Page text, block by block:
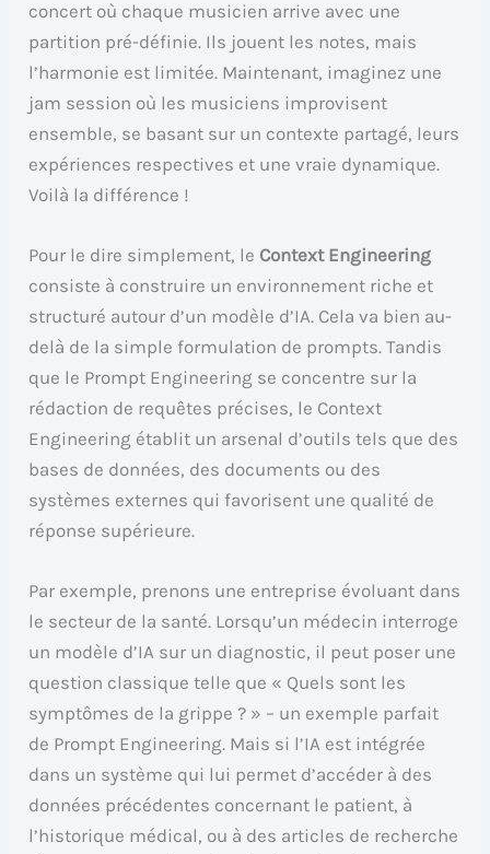
concert où chaque musicien arrive avec une
partition pré-définie. Ils jouent les notes, mais
l’harmonie est limitée. Maintenant, imaginez une
jam session où les musiciens improvisent
ensemble, se basant sur un contexte partagé, leurs
expériences respectives et une vraie dynamique.
Voilà la différence !
Pour le dire simplement, le Context Engineering
consiste à construire un environnement riche et
structuré autour d’un modèle d’IA. Cela va bien au-
delà de la simple formulation de prompts. Tandis
que le Prompt Engineering se concentre sur la
rédaction de requêtes précises, le Context
Engineering établit un arsenal d’outils tels que des
bases de données, des documents ou des
systèmes externes qui favorisent une qualité de
réponse supérieure.
Par exemple, prenons une entreprise évoluant dans
le secteur de la santé. Lorsqu’un médecin interroge
un modèle d’IA sur un diagnostic, il peut poser une
question classique telle que « Quels sont les
symptômes de la grippe ? » – un exemple parfait
de Prompt Engineering. Mais si l’IA est intégrée
dans un système qui lui permet d’accéder à des
données précédentes concernant le patient, à
l’historique médical, ou à des articles de recherche